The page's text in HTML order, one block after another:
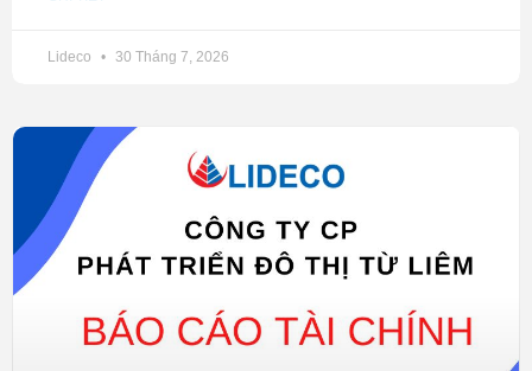
Lideco 30 Tháng 7, 2026